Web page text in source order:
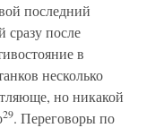
последний
после
в
несколько
но никакой
29. Переговоры по